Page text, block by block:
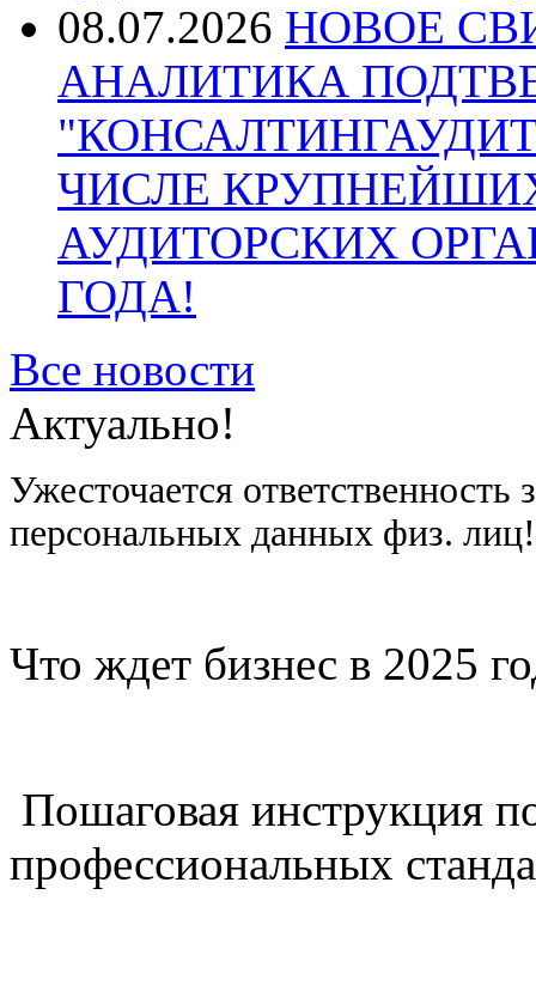
08.07.2026 НОВОЕ
АНАЛИТИКА
ЧИСЛЕ
АУДИТОРСКИХ
ГОДА!
Все новости
Актуально!
Ужесточается
персональных данных физ.
Что ждет бизнес в 2025
Пошаговая инструкция
профессиональных